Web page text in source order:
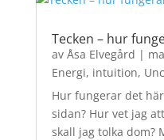
Tecken – hur
av Åsa Elvegård |
Energi, intuition,
Hur fungerar det
sidan? Hur vet jag
skall jag tolka dom?